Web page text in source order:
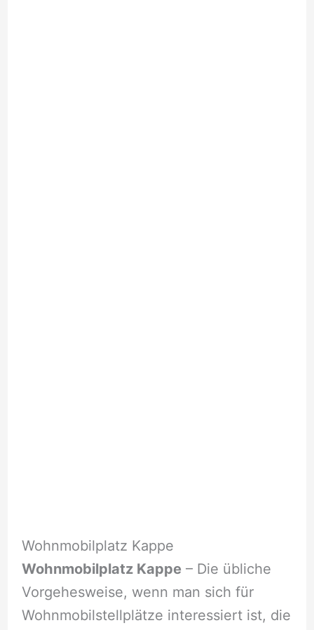
Wohnmobilplatz Kappe
Wohnmobilplatz Kappe– Die übliche
Vorgehesweise, wenn man sich für
Wohnmobilstellplätze interessiert ist, die